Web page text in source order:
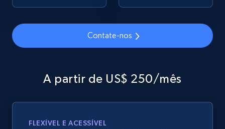
Google Shopping
more.
2.4K+ 200+ Comece agora
Contate-nos
A partir de US$ 250/mês
FLEXÍVEL E ACESSÍVEL